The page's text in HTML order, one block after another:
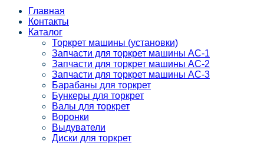
Главная
Контакты
Каталог
Торкрет машины (установки)
Запчасти для торкрет машины АС-1
Запчасти для торкрет машины АС-2
Запчасти для торкрет машины АС-3
Барабаны для торкрет
Бункеры для торкрет
Валы для торкрет
Воронки
Выдуватели
Диски для торкрет